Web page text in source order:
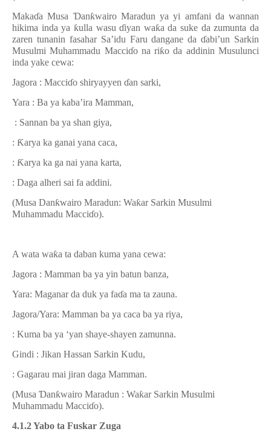
Makaɗa Musa Ɗanƙwairo Maradun ya yi amfani da wannan
hikima inda ya ƙulla wasuɗiyan waƙa da suke da zumunta da
zaren tunanin fasahar Sa’idu Faru dangane daɗabi’un Sarkin
Musulmi Muhammadu Macciɗo na riƙo da addinin Musulunci
inda yake cewa:
Jagora : Macciɗo shiryayyen ɗan sarki,
Yara : Ba ya kaba’ira Mamman,
: Sannan ba ya shan giya,
: Ƙarya ka ganai yana caca,
: Ƙarya ka ga nai yana karta,
: Daga alheri sai fa addini.
(Musa Danƙwairo Maradun: Waƙar Sarkin Musulmi
Muhammadu Macciɗo).
A wata waƙa ta daban kuma yana cewa:
Jagora : Mamman ba ya yin batun banza,
Yara: Maganar da duk ya faɗa ma ta zauna.
Jagora/Yara: Mamman ba ya caca ba ya riya,
: Kuma ba ya ‘yan shaye-shayen zamunna.
Gindi : Jikan Hassan Sarkin Kudu,
: Gagarau mai jiran daga Mamman.
(Musa Ɗanƙwairo Maradun : Waƙar Sarkin Musulmi
Muhammadu Macciɗo).
4.1.2 Yabo ta Fuskar Zuga